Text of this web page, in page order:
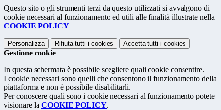
Questo sito o gli strumenti terzi da questo utilizzati si avvalgono di
cookie necessari al funzionamento ed utili alle finalità illustrate nella
COOKIE POLICY.
Personalizza Rifiuta tutti i cookies Accetta tutti i cookies
Gestione cookie
In questa schermata è possibile scegliere quali cookie consentire.
I cookie necessari sono quelli che consentono il funzionamento della
piattaforma e non è possibile disabilitarli.
Per conoscere quali sono i cookie necessari al funzionamento potete
visionare la COOKIE POLICY.